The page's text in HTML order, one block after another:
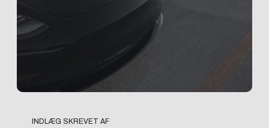
INDLÆG SKREVET AF